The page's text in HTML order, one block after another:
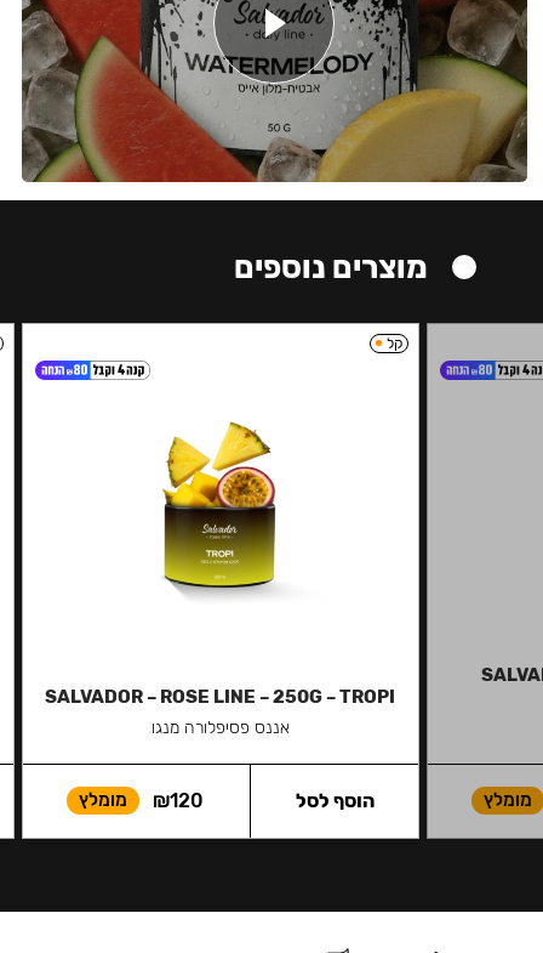
מוצרים נוספים
מומלץ
קל
SALVADOR – ROSE LINE – 250G – TROPI
אננס פסיפלורה מנגו
₪120 מומלץ הוסף לסל